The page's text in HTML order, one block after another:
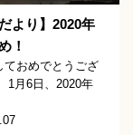
だより】2020年
！
ておめでとうござ
1月6日、2020年